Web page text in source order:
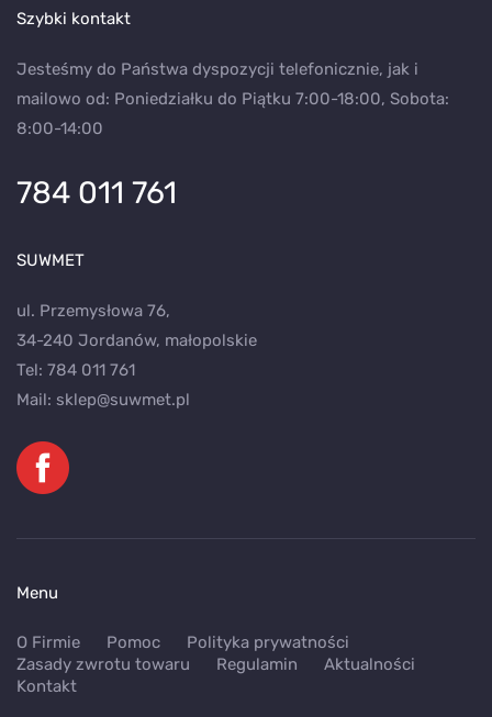
Szybki kontakt
Jesteśmy do Państwa dyspozycji telefonicznie, jak i
mailowo od: Poniedziałku do Piątku 7:00-18:00, Sobota:
8:00-14:00
784 011 761
SUWMET
ul. Przemysłowa 76,
34-240 Jordanów, małopolskie
Tel: 784 011 761
Mail: sklep@suwmet.pl
Menu
O Firmie Pomoc
Polityka prywatności
Zasady zwrotu towaru
Regulamin
Aktualności
Kontakt